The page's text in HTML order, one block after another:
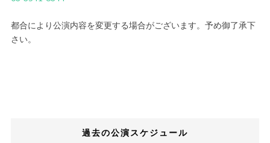
都合により公演内容を変更する場合がございます。予め御了承下
さい。
過去の公演スケジュール